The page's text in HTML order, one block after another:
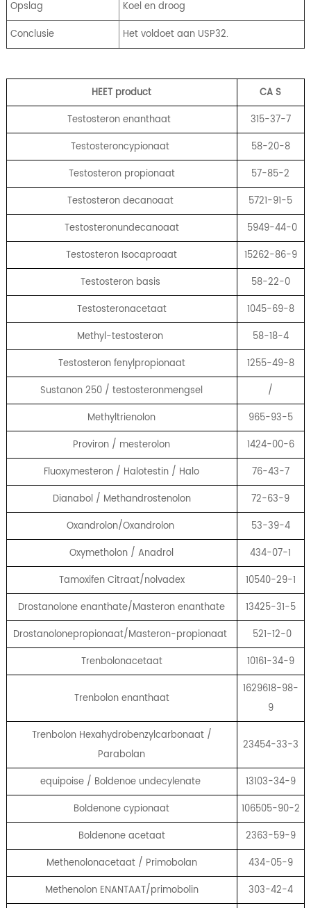
Opslag
Koel en droog
Conclusie
Het voldoet aan USP32.
HEET product CAS
Testosteron enanthaat
315-37-7
Testosteroncypionaat
58-20-8
Testosteron propionaat
57-85-2
Testosteron decanoaat
5721-91-5
Testosteronundecanoaat
5949-44-0
Testosteron Isocaproaat
15262-86-9
Testosteron basis
58-22-0
Testosteronacetaat
1045-69-8
Methyl-testosteron
58-18-4
Testosteron fenylpropionaat
1255-49-8
Sustanon 250 / testosteronmengsel
/
Methyltrienolon
965-93-5
Proviron / mesterolon
1424-00-6
Fluoxymesteron / Halotestin / Halo
76-43-7
Dianabol / Methandrostenolon
72-63-9
Oxandrolon/Oxandrolon
53-39-4
Oxymetholon / Anadrol
434-07-1
Tamoxifen Citraat/nolvadex
10540-29-1
Drostanolone enanthate/Masteron enanthate
13425-31-5
Drostanolonepropionaat/Masteron-propionaat
521-12-0
Trenbolonacetaat
10161-34-9
Trenbolon enanthaat
1629618-98-
9
Trenbolon Hexahydrobenzylcarbonaat /
Parabolan
23454-33-3
equipoise / Boldenoe undecylenate
13103-34-9
Boldenone cypionaat
106505-90-2
Boldenone acetaat
2363-59-9
Methenolonacetaat / Primobolan
434-05-9
Methenolon ENANTAAT/primobolin
303-42-4